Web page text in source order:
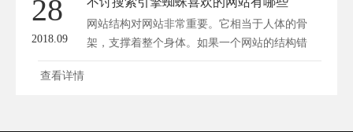
28
2018.09
网站结构对网站非常重要。它相当于人体的骨
架，支撑着整个身体。如果一个网站的结构错
综...
查看详情